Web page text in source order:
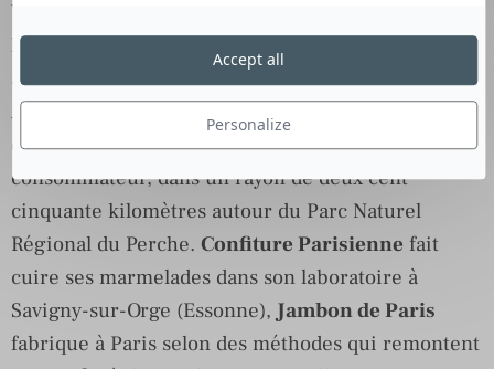
Vegan ou Flexitarienne, garante de notre santé,
l’alimentation sera la priorité de tous. Elle sera
avant tout locale, traçable et bien sûr de saison :
AH LA VACHE!propose la livraison de viandes de
qualité, directement du producteur au
consommateur, dans un rayon de deux cent
cinquante kilomètres autour du Parc Naturel
Régional du Perche. Confiture Parisienne fait
cuire ses marmelades dans son laboratoire à
Savigny-sur-Orge (Essonne), Jambon de Paris
fabrique à Paris selon des méthodes qui remontent
Personalize
Accept all